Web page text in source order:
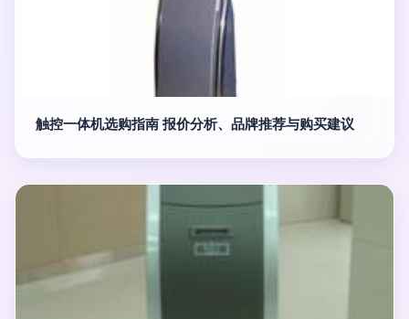
触控一体机选购指南 报价分析、品牌推荐与购买建议